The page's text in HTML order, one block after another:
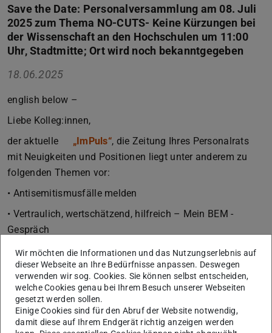
Save the Date: Personalversammlung am 08. Juli
2025 zum Thema NO-CUTS- Keine Kürzungen bei
der Wissenschaft an den Hochschulen um 11:00
Uhr, Stadtmitte; Ort wird noch bekanntgegeben
18.06.2025
english below –
Liebe Kolleg:innen,
der aktuelle
„ImPuls“(PDF-Datei)
(wird in neuem Tab geöffnet)
, die Zeitung Ihres Personalrats
mit Neuigkeiten und Positionen liegt unter anderem zu
folgenden Themen vor:
• Antisemitismusfälle melden
• Vertraulich, wertschätzend, hilfreich – Mein BEM -
Gespräch
• Es wird heiß
Save the Date: Personalversammlung am 08. Juli 2025
zum Thema NO-CUTS- Keine Kürzungen bei der
Wissenschaft an den Hochschulen um 11:00 Uhr,
Stadtmitte; Ort wird noch bekanntgegeben
Wir möchten die Informationen und das Nutzungserlebnis auf
dieser Webseite an Ihre Bedürfnisse anpassen. Deswegen
verwenden wir sog. Cookies. Sie können selbst entscheiden,
welche Cookies genau bei Ihrem Besuch unserer Webseiten
gesetzt werden sollen.
Einige Cookies sind für den Abruf der Website notwendig,
damit diese auf Ihrem Endgerät richtig anzeigen werden